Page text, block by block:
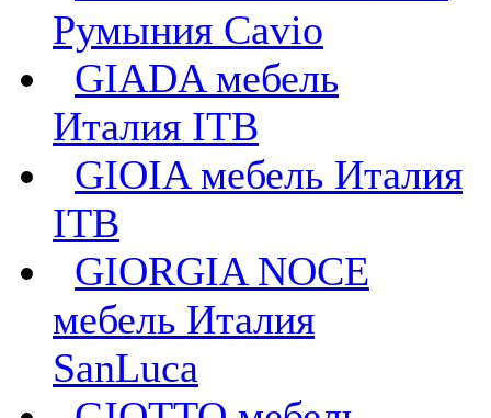
Румыния Cavio
GIADA мебель
Италия ITB
GIOIA мебель Италия
ITB
GIORGIA NOCE
мебель Италия
SanLuca